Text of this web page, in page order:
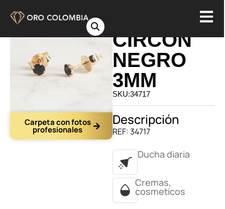
Carpeta con fotos
profesionales
CIRCON
NEGRO
3MM
SKU:34717
Descripción
REF: 34717
Ducha diaria
Cremas,
cosmeticos